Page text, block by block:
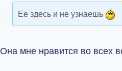
Ее здесь и не узнаешь
Она мне нравится во всех